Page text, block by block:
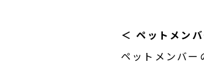
＜ ペットメン
ペットメンバー